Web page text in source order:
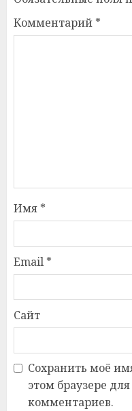
Комментарий *
Имя *
Email *
Сайт
Сохранить моё
этом браузере
комментариев.